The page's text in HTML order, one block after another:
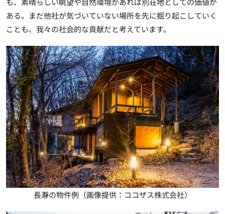
ある。まだ他社が気づいていない場所を先に掘り起こしていく
ことも、我々の社会的な貢献だと考えています。
長瀞の物件例（画像提供：ココザス株式会社）